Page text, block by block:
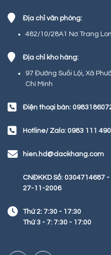
Địa chỉ văn phòng:
482/10/28A1 Nơ Trang
Địa chỉ kho hàng:
97 Đường Suối Lội, Xã
Chí Minh
Điện thoại bàn:
Hotline/ Zalo: 0983 111 490
hien.hd@dackhang.com
CNĐKKD Số: 0304714687
27-11-2006
Thứ 2: 7:30 - 17:30
Thứ 3 - 7: 7:30 - 17:00